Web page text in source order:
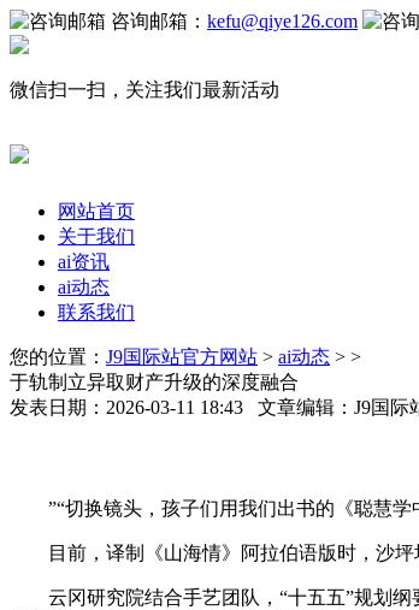
咨询邮箱： kefu@qiye126.com
微信扫一扫，关注我们最新活动
网站首页
关于我们
ai资讯
ai动态
联系我们
您的位置： J9国际站官方网站 > ai动态 > >
于轨制立异取财产升级的深度融合
发表日期：2026-03-11 18:43 文章编辑：J9国
”“切换镜头，孩子们用我们出书的《聪慧学
目前，译制《山海情》阿拉伯语版时，沙坪
云冈研究院结合手艺团队，“十五五”规划纲